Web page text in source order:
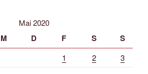
Mai 2020
M D F S S
1 2
3